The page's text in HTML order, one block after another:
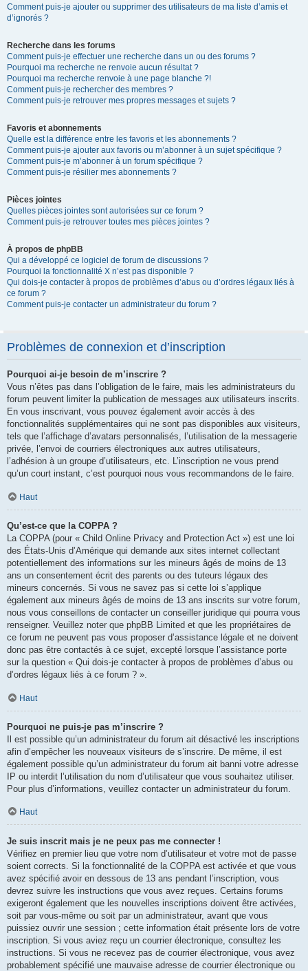
Comment puis-je ajouter ou supprimer des utilisateurs de ma liste d’amis et
d’ignorés ?
Recherche dans les forums
Comment puis-je effectuer une recherche dans un ou des forums ?
Pourquoi ma recherche ne renvoie aucun résultat ?
Pourquoi ma recherche renvoie à une page blanche ?!
Comment puis-je rechercher des membres ?
Comment puis-je retrouver mes propres messages et sujets ?
Favoris et abonnements
Quelle est la différence entre les favoris et les abonnements ?
Comment puis-je ajouter aux favoris ou m’abonner à un sujet spécifique ?
Comment puis-je m’abonner à un forum spécifique ?
Comment puis-je résilier mes abonnements ?
Pièces jointes
Quelles pièces jointes sont autorisées sur ce forum ?
Comment puis-je retrouver toutes mes pièces jointes ?
À propos de phpBB
Qui a développé ce logiciel de forum de discussions ?
Pourquoi la fonctionnalité X n’est pas disponible ?
Qui dois-je contacter à propos de problèmes d’abus ou d’ordres légaux liés à
ce forum ?
Comment puis-je contacter un administrateur du forum ?
Problèmes de connexion et d’inscription
Pourquoi ai-je besoin de m’inscrire ?
Vous n’êtes pas dans l’obligation de le faire, mais les administrateurs du
forum peuvent limiter la publication de messages aux utilisateurs inscrits.
En vous inscrivant, vous pouvez également avoir accès à des
fonctionnalités supplémentaires qui ne sont pas disponibles aux visiteurs,
tels que l’affichage d’avatars personnalisés, l’utilisation de la messagerie
privée, l’envoi de courriers électroniques aux autres utilisateurs,
l’adhésion à un groupe d’utilisateurs, etc. L’inscription ne vous prend
qu’un court instant, c’est pourquoi nous vous recommandons de le faire.
Haut
Qu’est-ce que la COPPA ?
La COPPA (pour « Child Online Privacy and Protection Act ») est une loi
des États-Unis d’Amérique qui demande aux sites internet collectant
potentiellement des informations sur les mineurs âgés de moins de 13
ans un consentement écrit des parents ou des tuteurs légaux des
mineurs concernés. Si vous ne savez pas si cette loi s’applique
également aux mineurs âgés de moins de 13 ans inscrits sur votre forum,
nous vous conseillons de contacter un conseiller juridique qui pourra vous
renseigner. Veuillez noter que phpBB Limited et que les propriétaires de
ce forum ne peuvent pas vous proposer d’assistance légale et ne doivent
donc pas être contactés à ce sujet, excepté lorsque l’assistance porte
sur la question « Qui dois-je contacter à propos de problèmes d’abus ou
d’ordres légaux liés à ce forum ? ».
Haut
Pourquoi ne puis-je pas m’inscrire ?
Il est possible qu’un administrateur du forum ait désactivé les inscriptions
afin d’empêcher les nouveaux visiteurs de s’inscrire. De même, il est
également possible qu’un administrateur du forum ait banni votre adresse
IP ou interdit l’utilisation du nom d’utilisateur que vous souhaitez utiliser.
Pour plus d’informations, veuillez contacter un administrateur du forum.
Haut
Je suis inscrit mais je ne peux pas me connecter !
Vérifiez en premier lieu que votre nom d’utilisateur et votre mot de passe
soient corrects. Si la fonctionnalité de la COPPA est activée et que vous
avez spécifié avoir en dessous de 13 ans pendant l’inscription, vous
devrez suivre les instructions que vous avez reçues. Certains forums
exigeront également que les nouvelles inscriptions doivent être activées,
soit par vous-même ou soit par un administrateur, avant que vous
puissiez ouvrir une session ; cette information était présente lors de votre
inscription. Si vous aviez reçu un courrier électronique, consultez les
instructions. Si vous ne recevez pas de courrier électronique, vous avez
probablement spécifié une mauvaise adresse de courrier électronique ou